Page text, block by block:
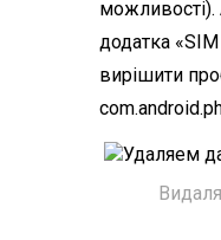
можливості).
додатка
вирішити